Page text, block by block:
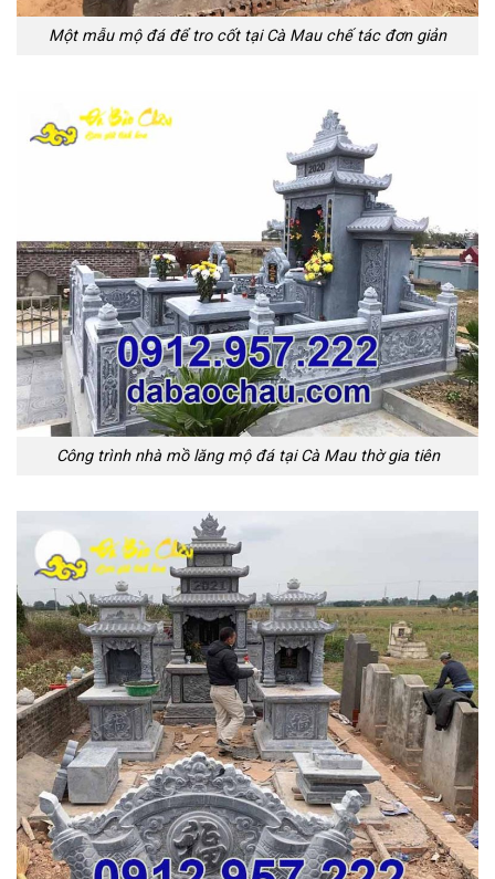
Một mẫu mộ đá để tro cốt tại Cà Mau chế tác đơn giản
Công trình nhà mồ lăng mộ đá tại Cà Mau thờ gia tiên